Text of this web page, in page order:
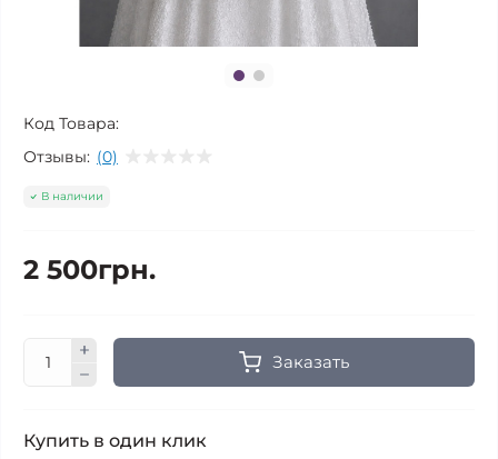
Код Товара:
Отзывы: (0)
В наличии
2 500грн.
Заказать
Купить в один клик